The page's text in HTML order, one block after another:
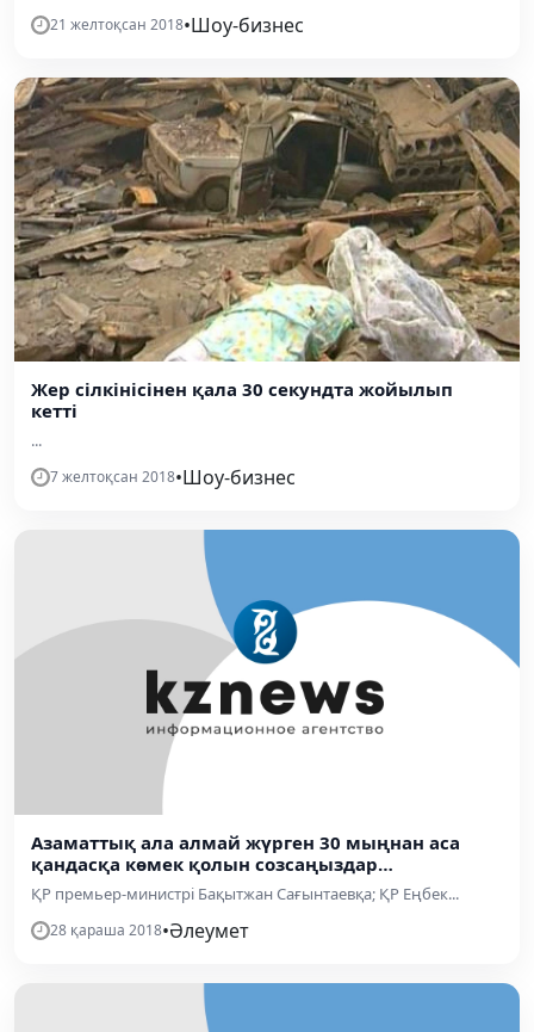
21 желтоқсан 2018•Шоу-бизнес
Жер сілкінісінен қала 30 секундта жойылып
кетті
...
7 желтоқсан 2018•Шоу-бизнес
Азаматтық ала алмай жүрген 30 мыңнан аса
қандасқа көмек қолын созсаңыздар…
ҚР премьер-министрі Бақытжан Сағынтаевқа; ҚР Еңбек...
28 қараша 2018•Әлеумет